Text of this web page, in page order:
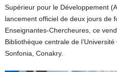
Supérieur pour le Développement
lancement officiel de deux jours de
Enseignantes-Chercheures, ce
Bibliothèque centrale de
Sonfonia, Conakry.